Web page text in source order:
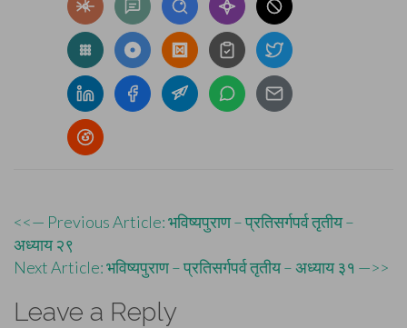
Post
navigation
<<— Previous Article: भविष्यपुराण – प्रतिसर्गपर्व तृतीय –
अध्याय २९
Next Article: भविष्यपुराण – प्रतिसर्गपर्व तृतीय – अध्याय ३१ —>>
Leave a Reply